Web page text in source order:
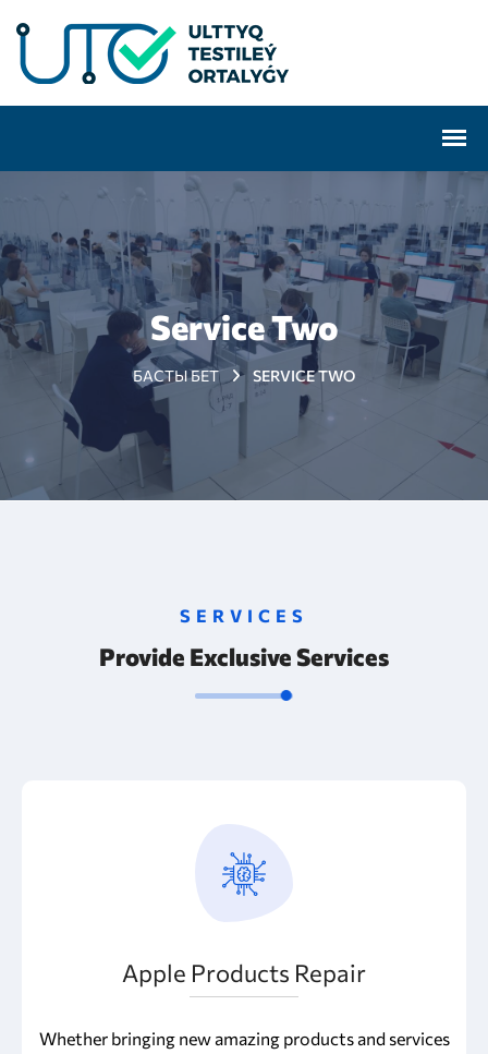
Service Two
БАСТЫ БЕТ SERVICE TWO
SERVICES
Provide Exclusive Services
Apple Products Repair
Whether bringing new amazing products and services